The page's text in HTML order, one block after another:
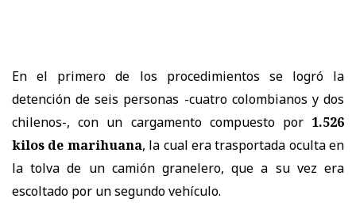
En el primero de los procedimientos se logró la
detención de seis personas -cuatro colombianos y dos
chilenos-, con un cargamento compuesto por 1.526
kilos de marihuana, la cual era trasportada oculta en
la tolva de un camión granelero, que a su vez era
escoltado por un segundo vehículo.